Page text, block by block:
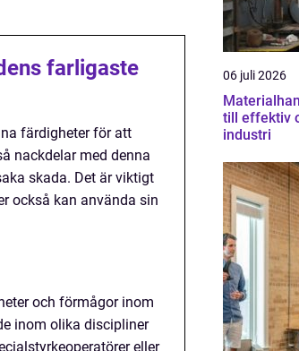
farligaste
färdigheter för att
nackdelar med denna
skada. Det är viktigt
också kan använda sin
och förmågor inom
inom olika discipliner
eller
06 juli 2026
till effektiv
industri